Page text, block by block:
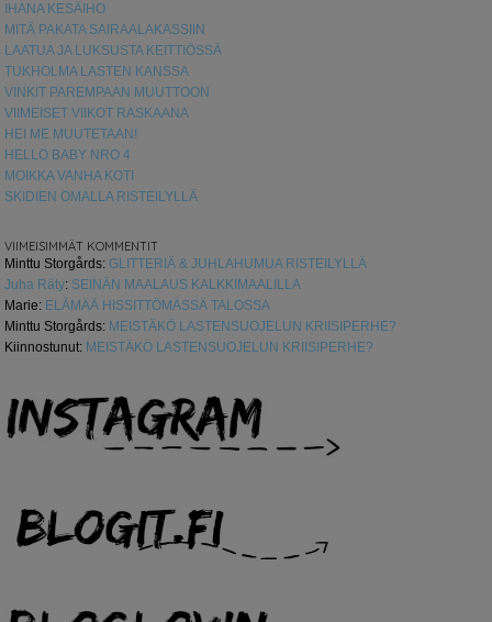
IHANA KESÄIHO
MITÄ PAKATA SAIRAALAKASSIIN
LAATUA JA LUKSUSTA KEITTIÖSSÄ
TUKHOLMA LASTEN KANSSA
VINKIT PAREMPAAN MUUTTOON
VIIMEISET VIIKOT RASKAANA
HEI ME MUUTETAAN!
HELLO BABY NRO 4
MOIKKA VANHA KOTI
SKIDIEN OMALLA RISTEILYLLÄ
VIIMEISIMMÄT KOMMENTIT
Minttu Storgårds: GLITTERIÄ & JUHLAHUMUA RISTEILYLLÄ
Juha Räty: SEINÄN MAALAUS KALKKIMAALILLA
Marie: ELÄMÄÄ HISSITTÖMÄSSÄ TALOSSA
Minttu Storgårds: MEISTÄKÖ LASTENSUOJELUN KRIISIPERHE?
Kiinnostunut: MEISTÄKÖ LASTENSUOJELUN KRIISIPERHE?